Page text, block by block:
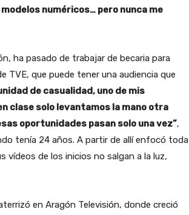
numéricos… pero nunca me
ha pasado de trabajar de becaria para
TVE, que puede tener una audiencia que
de casualidad, uno de mis
clase solo levantamos la mano otra
oportunidades pasan solo una vez”,
tenía 24 años. A partir de allí enfocó toda
vídeos de los inicios no salgan a la luz,
en Aragón Televisión, donde creció